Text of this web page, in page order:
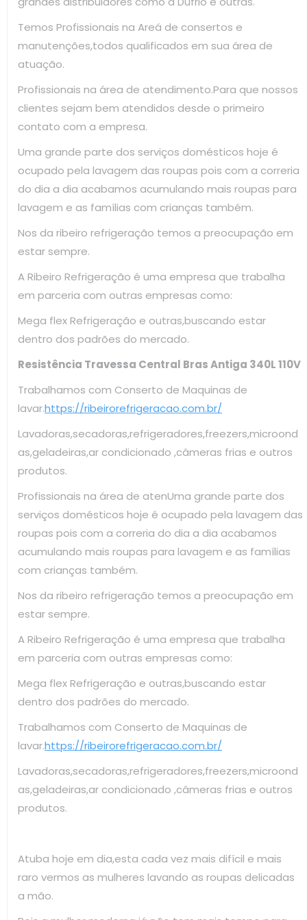
Temos Profissionais na Areá de consertos e
manutenções,todos qualificados em sua área de
atuação.
Profissionais na área de atendimento.Para que nossos
clientes sejam bem atendidos desde o primeiro
contato com a empresa.
Uma grande parte dos serviços domésticos hoje é
ocupado pela lavagem das roupas pois com a correria
do dia a dia acabamos acumulando mais roupas para
lavagem e as famílias com crianças também.
Nos da ribeiro refrigeração temos a preocupação em
estar sempre.
A Ribeiro Refrigeração é uma empresa que trabalha
em parceria com outras empresas como:
Mega flex Refrigeração e outras,buscando estar
dentro dos padrões do mercado.
Resistência Travessa Central Bras Antiga 340L 110V
Trabalhamos com Conserto de Maquinas de
lavar.https://ribeirorefrigeracao.com.br/
Lavadoras,secadoras,refrigeradores,freezers,microond
as,geladeiras,ar condicionado ,câmeras frias e outros
produtos.
Profissionais na área de atenUma grande parte dos
serviços domésticos hoje é ocupado pela lavagem das
roupas pois com a correria do dia a dia acabamos
acumulando mais roupas para lavagem e as famílias
com crianças também.
Nos da ribeiro refrigeração temos a preocupação em
estar sempre.
A Ribeiro Refrigeração é uma empresa que trabalha
em parceria com outras empresas como:
Mega flex Refrigeração e outras,buscando estar
dentro dos padrões do mercado.
Trabalhamos com Conserto de Maquinas de
lavar.https://ribeirorefrigeracao.com.br/
Lavadoras,secadoras,refrigeradores,freezers,microond
as,geladeiras,ar condicionado ,câmeras frias e outros
produtos.
Atuba hoje em dia,esta cada vez mais difícil e mais
raro vermos as mulheres lavando as roupas delicadas
a mão.